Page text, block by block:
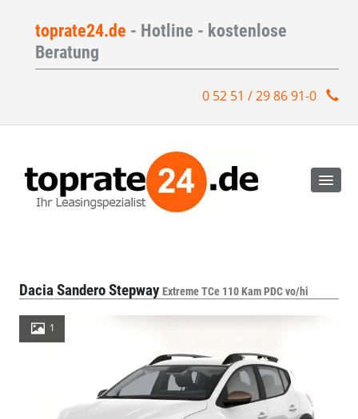
toprate24.de - Hotline - kostenlose
Beratung
0 52 51 / 29 86 91-0
Dacia Sandero StepwayExtreme TCe 110 Kam PDC vo/hi
1